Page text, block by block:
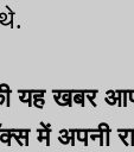
यह खबर
में अपनी